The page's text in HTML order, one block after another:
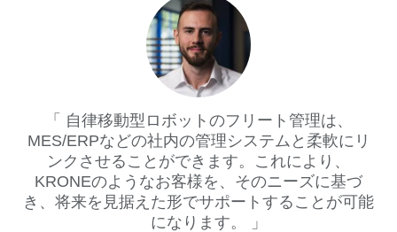
自律移動型ロボットのフリート管理は、
MES/ERPなどの社内の管理システムと柔軟にリ
ンクさせることができます。これにより、
KRONEのようなお客様を、そのニーズに基づ
き、将来を見据えた形でサポートすることが可能
になります。